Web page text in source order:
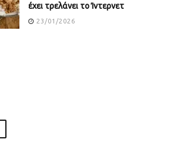
έχει τρελάνει το Ίντερνετ
23/01/2026